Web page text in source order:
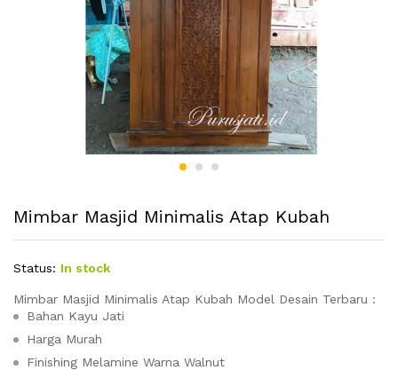
Mimbar Masjid Minimalis Atap Kubah
Status: In stock
Mimbar Masjid Minimalis Atap Kubah Model Desain Terbaru :
Bahan Kayu Jati
Harga Murah
Finishing Melamine Warna Walnut